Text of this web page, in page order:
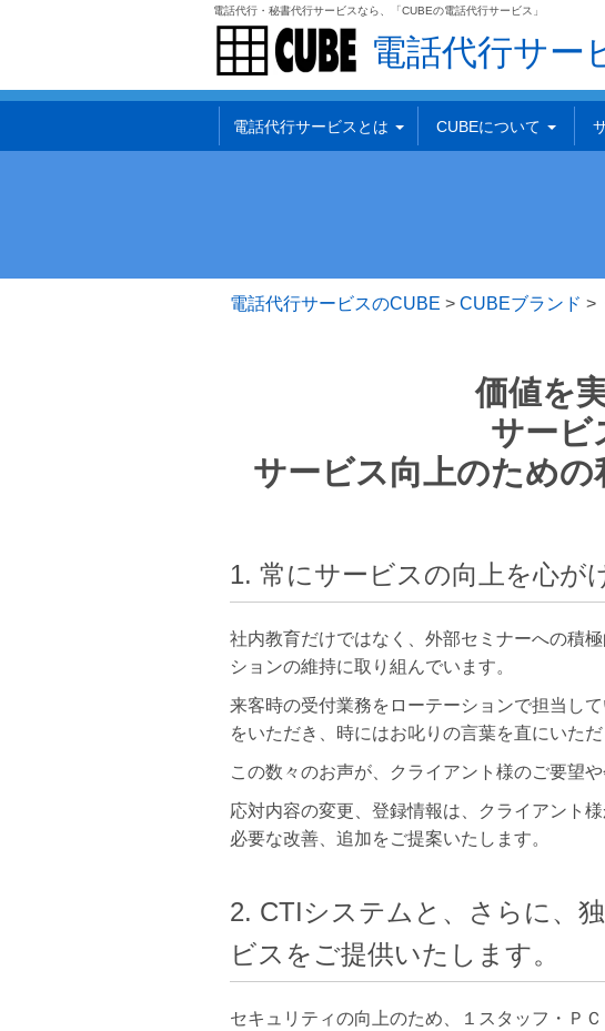
電話代行・秘書代行サービスなら、「CUBEの電話代行サービス」
電話代行サー
電話代行サービスとは CUBEについて
電話代行サービスのCUBE > CUBEブランド >
価値を
サービ
サービス向上のための
1. 常にサービスの向上を心が
社内教育だけではなく、外部セミナーへの積
ションの維持に取り組んでいます。
来客時の受付業務をローテーションで担当し
をいただき、時にはお叱りの言葉を直にいただ
この数々のお声が、クライアント様のご要望
応対内容の変更、登録情報は、クライアント
必要な改善、追加をご提案いたします。
2. CTIシステムと、さらに、
ビスをご提供いたします。
セキュリティの向上のため、１スタッフ・Ｐ